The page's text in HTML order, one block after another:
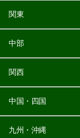
関東
中部
関西
中国・四国
九州・沖縄